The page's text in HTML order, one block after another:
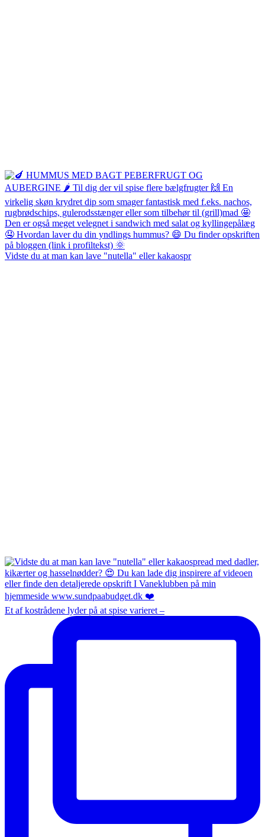
Vidste du at man kan lave "nutella" eller kakaospr
Et af kostrådene lyder på at spise varieret –